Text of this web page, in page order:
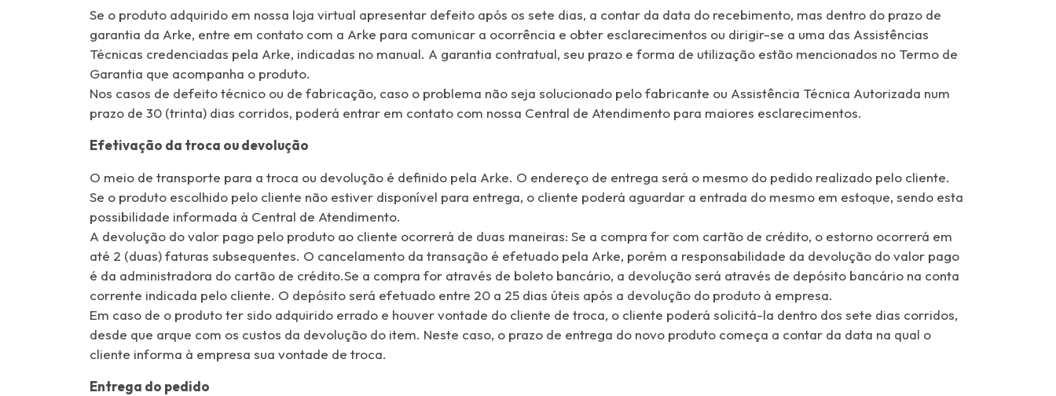
Se o produto adquirido em nossa loja virtual apresentar defeito após os sete dias, a contar da data do recebimento, mas dentro do prazo de
garantia da Arke, entre em contato com a Arke para comunicar a ocorrência e obter esclarecimentos ou dirigir-se a uma das Assistências
Técnicas credenciadas pela Arke, indicadas no manual. A garantia contratual, seu prazo e forma de utilização estão mencionados no Termo de
Garantia que acompanha o produto.
Nos casos de defeito técnico ou de fabricação, caso o problema não seja solucionado pelo fabricante ou Assistência Técnica Autorizada num
prazo de 30 (trinta) dias corridos, poderá entrar em contato com nossa Central de Atendimento para maiores esclarecimentos.
Efetivação da troca ou devolução
O meio de transporte para a troca ou devolução é definido pela Arke. O endereço de entrega será o mesmo do pedido realizado pelo cliente.
Se o produto escolhido pelo cliente não estiver disponível para entrega, o cliente poderá aguardar a entrada do mesmo em estoque, sendo esta
possibilidade informada à Central de Atendimento.
A devolução do valor pago pelo produto ao cliente ocorrerá de duas maneiras: Se a compra for com cartão de crédito, o estorno ocorrerá em
até 2 (duas) faturas subsequentes. O cancelamento da transação é efetuado pela Arke, porém a responsabilidade da devolução do valor pago
é da administradora do cartão de crédito.Se a compra for através de boleto bancário, a devolução será através de depósito bancário na conta
corrente indicada pelo cliente. O depósito será efetuado entre 20 a 25 dias úteis após a devolução do produto à empresa.
Em caso de o produto ter sido adquirido errado e houver vontade do cliente de troca, o cliente poderá solicitá-la dentro dos sete dias corridos,
desde que arque com os custos da devolução do item. Neste caso, o prazo de entrega do novo produto começa a contar da data na qual o
cliente informa à empresa sua vontade de troca.
Entrega do pedido